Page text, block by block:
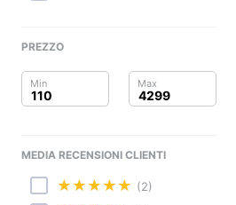
Salute e igiene
Giocattoli
PREZZO
MEDIA RECENSIONI CLIENTI
(2)